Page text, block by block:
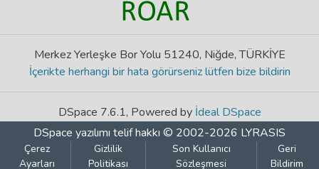
Merkez Yerleşke Bor Yolu 51240, Niğde, TÜRKİYE
İçerikte herhangi bir hata görürseniz lütfen bize bildirin
DSpace 7.6.1, Powered by İdeal DSpace
DSpace yazılımı telif hakkı © 2002-2026 LYRASIS
Çerez
Ayarları
Gizlilik
Politikası
Son Kullanıcı
Sözleşmesi
Geri
Bildirim